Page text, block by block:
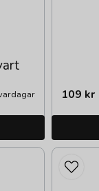
109 kr